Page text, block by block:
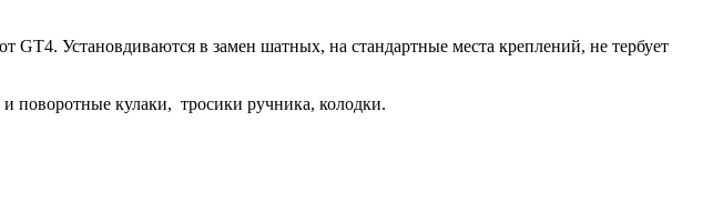
Установдиваются в замен шатных, на стандартные места креплений, не тербует
поворотные кулаки, тросики ручника, колодки.